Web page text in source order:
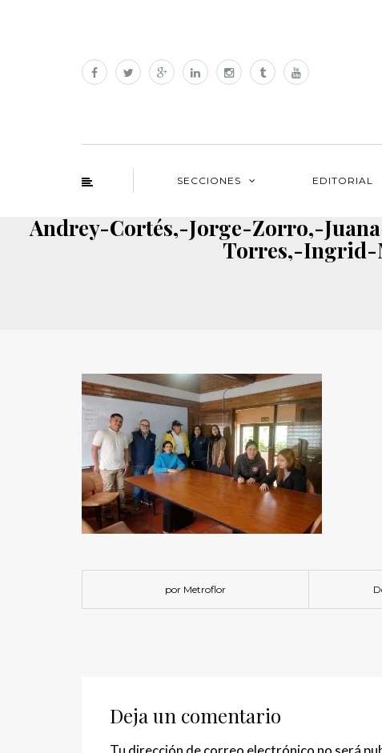
SECCIONES EDITORIAL
Andrey-Cortés,-Jorge-Zorro,-
Torres,-Ingrid-
por Metroflor
Deja un comentario